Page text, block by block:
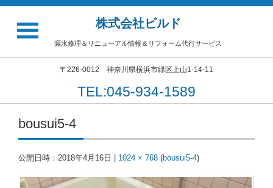
株式会社ビルド
漏水修理＆リニューアル情報＆リフォーム代行サービス
〒226-0012 神奈川県横浜市緑区上山1-14-11
TEL:045-934-1589
bousui5-4
公開日時： 2018年4月16日 1024 × 768 (bousui5-4)